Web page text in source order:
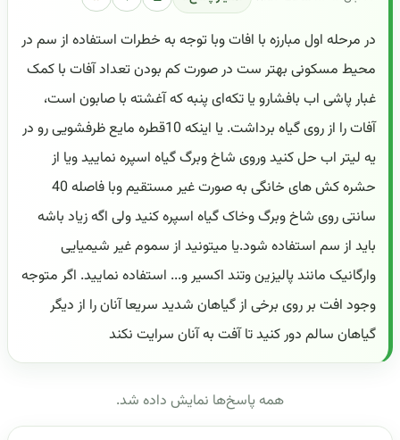
در مرحله اول مبارزه با افات وبا توجه به خطرات استفاده از سم در
محیط مسکونی بهتر ست در صورت کم بودن تعداد آفات با کمک
غبار پاشی اب بافشارو یا تکه‌ای پنبه که آغشته با صابون است،
آفات را از روی گیاه برداشت. یا اینکه 10قطره مایع ظرفشویی رو در
یه لیتر اب حل کنید وروی شاخ وبرگ گیاه اسپره نمایید ویا از
حشره کش های خانگی به صورت غیر مستقیم وبا فاصله 40
سانتی روی شاخ وبرگ وخاک گیاه اسپره کنید ولی اگه زیاد باشه
باید از سم استفاده شود.یا میتونید از سموم غیر شیمیایی
وارگانیک مانند پالیزین وتند اکسیر و... استفاده نمایید. اگر متوجه
وجود افت بر روی برخی از گیاهان شدید سریعا آنان را از دیگر
گیاهان سالم دور کنید تا آفت به آنان سرایت نکند
همه پاسخ‌ها نمایش داده شد.